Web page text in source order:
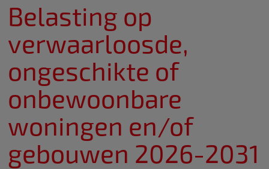
Belasting op
verwaarloosde,
ongeschikte of
onbewoonbare
woningen en/of
gebouwen 2026-2031